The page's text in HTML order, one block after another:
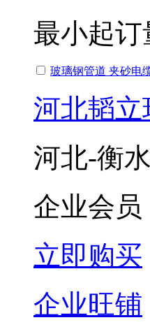
最小起订
玻璃钢管道 夹砂电
河北韬
河北-衡
企业会员
立即购买
企业旺铺